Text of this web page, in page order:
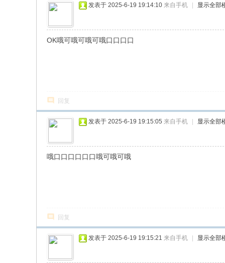
发表于 2025-6-19 19:14:10 来自手机 显示全部
OK哦可哦可哦可哦口口口口
回复
发表于 2025-6-19 19:15:05 来自手机 显示全部
哦口口口口口口哦可哦可哦
回复
发表于 2025-6-19 19:15:21 来自手机 显示全部